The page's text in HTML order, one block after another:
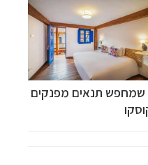
שמחפש תנאים מפנקים